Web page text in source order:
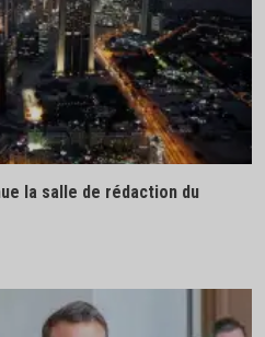
la salle de rédaction du